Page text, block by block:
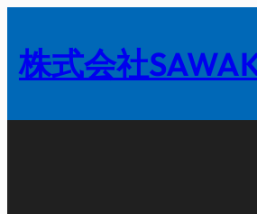
を
キ
株式会社